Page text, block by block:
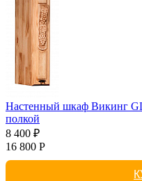
Настенный шкаф Викинг
полкой
8 400 ₽
16 800 Р